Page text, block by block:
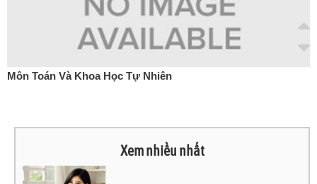
Môn Toán Và Khoa Học Tự Nhiên
Xem nhiều nhất